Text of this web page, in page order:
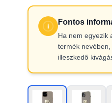
Fontos
Ha nem egyezik
termék
illeszkedő